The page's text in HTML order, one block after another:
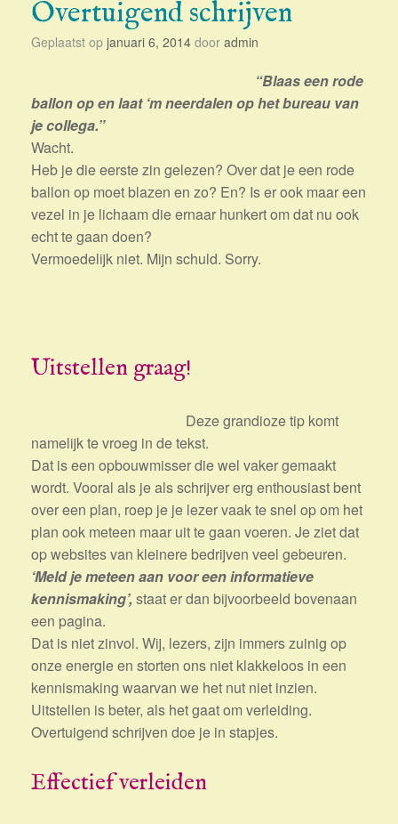
Overtuigend schrijven
Geplaatst op januari 6, 2014 door admin
“Blaas een rode
ballon op en laat ‘m neerdalen op het bureau van
je collega.”
Wacht.
Heb je die eerste zin gelezen? Over dat je een rode
ballon op moet blazen en zo? En? Is er ook maar een
vezel in je lichaam die ernaar hunkert om dat nu ook
echt te gaan doen?
Vermoedelijk niet. Mijn schuld. Sorry.
Uitstellen graag!
Deze grandioze tip komt
namelijk te vroeg in de tekst.
Dat is een opbouwmisser die wel vaker gemaakt
wordt. Vooral als je als schrijver erg enthousiast bent
over een plan, roep je je lezer vaak te snel op om het
plan ook meteen maar uit te gaan voeren. Je ziet dat
op websites van kleinere bedrijven veel gebeuren.
‘Meld je meteen aan voor een informatieve
kennismaking’, staat er dan bijvoorbeeld bovenaan
een pagina.
Dat is niet zinvol. Wij, lezers, zijn immers zuinig op
onze energie en storten ons niet klakkeloos in een
kennismaking waarvan we het nut niet inzien.
Uitstellen is beter, als het gaat om verleiding.
Overtuigend schrijven doe je in stapjes.
Effectief verleiden